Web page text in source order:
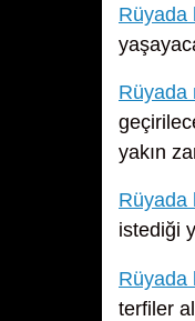
Rüyada
Rüyada
yakın
Rüyada
istediği
Rüyada
terfiler